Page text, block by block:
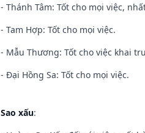
- Thánh Tâm: Tốt cho mọi việc,
- Tam Hợp: Tốt cho mọi việc.
- Mẫu Thương: Tốt cho việc khai
- Đại Hồng Sa: Tốt cho mọi việc.
Sao xấu: